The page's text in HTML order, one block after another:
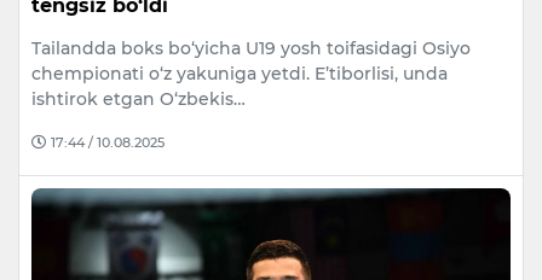
tengsiz bo‘ldi
Tailandda boks bo‘yicha U19 yosh toifasidagi Osiyo
chempionati o‘z yakuniga yetdi. E’tiborlisi, unda
ishtirok etgan O‘zbekis…
17:44 / 10.08.2025